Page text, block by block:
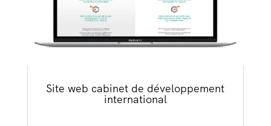
Site web cabinet de développement
international